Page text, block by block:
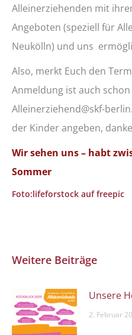
Alleinerziehenden mit
Angeboten (speziell für
Neukölln) und uns
Also, merkt Euch den
Anmeldung ist auch
Alleinerziehend@skf-
der Kinder angeben,
Wir sehen uns – habt
Sommer
Foto:lifeforstock auf freepic
Weitere Beiträge
Unsere
2. Februar